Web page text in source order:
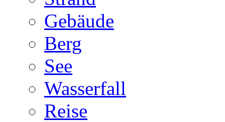
Gebäude
Berg
See
Wasserfall
Reise